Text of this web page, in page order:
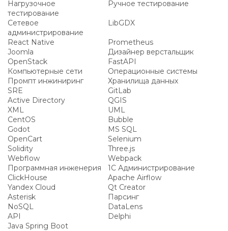
Нагрузочное
тестирование
Ручное тестирование
Сетевое
администрирование
LibGDX
React Native
Prometheus
Joomla
Дизайнер верстальщик
OpenStack
FastAPI
Компьютерные сети
Операционные системы
Промпт инжиниринг
Хранилища данных
SRE
GitLab
Active Directory
QGIS
XML
UML
CentOS
Bubble
Godot
MS SQL
OpenCart
Selenium
Solidity
Three.js
Webflow
Webpack
Программная инженерия
1С Администрирование
ClickHouse
Apache Airflow
Yandex Cloud
Qt Creator
Asterisk
Парсинг
NoSQL
DataLens
API
Delphi
Java Spring Boot